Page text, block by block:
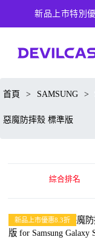
新品上市特別
首頁 > SAMSUNG >
惡魔防摔殼 標準版
綜合排名
新品上市優惠8.3折